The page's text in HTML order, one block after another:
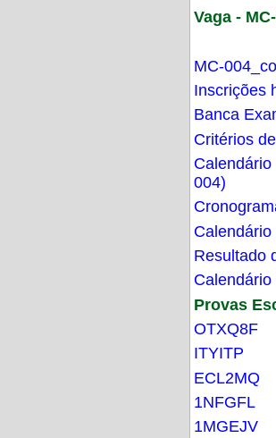
Vaga -
MC-
Inscrições
Banca
Critérios
004)
Resultado
Provas
OTXQ8F
ITYITP
ECL2MQ
1NFGFL
1MGEJV